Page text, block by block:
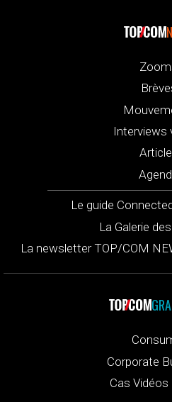
Interviews
Le guide
La Galerie
La newsletter TOP/COM
Corporate
Cas Vidéos